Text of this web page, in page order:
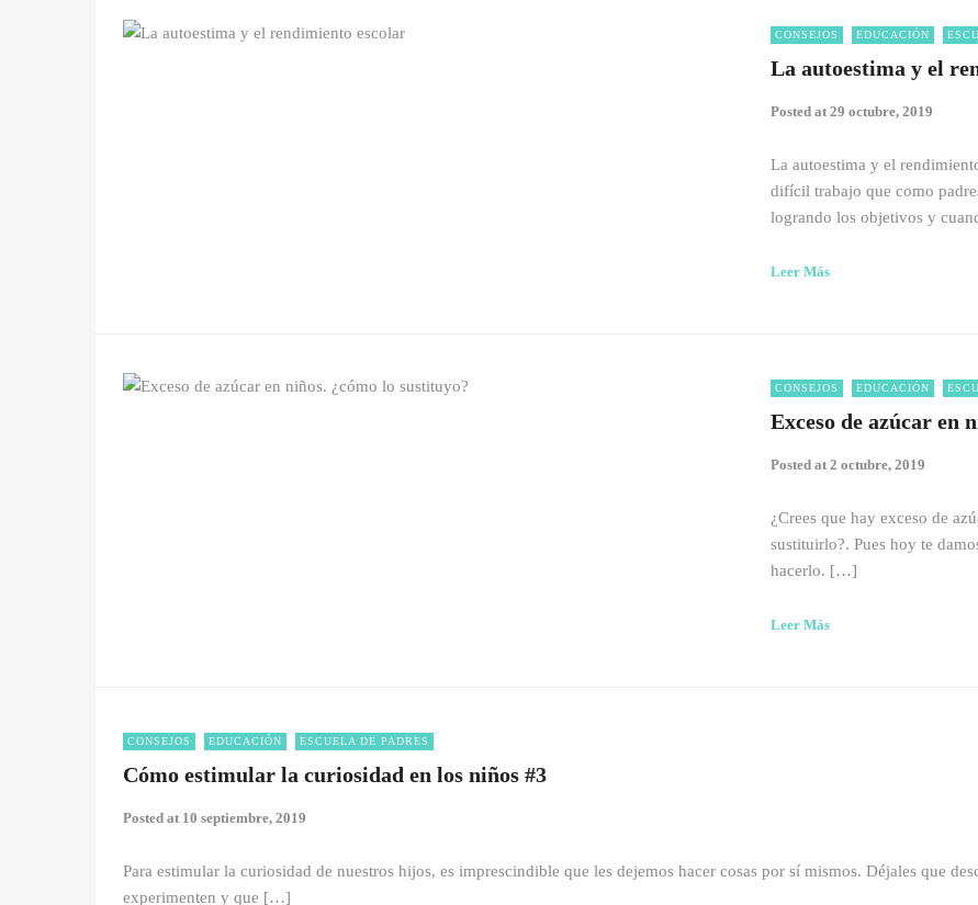
CONSEJOS EDUCACIÓN
La autoestima y el
Posted at 29 octubre, 2019
La autoestima y el
difícil trabajo que como
logrando los objetivos y
Leer Más
CONSEJOS EDUCACIÓN
Exceso de azúcar en
Posted at 2 octubre, 2019
¿Crees que hay exceso de
sustituirlo?. Pues hoy te
hacerlo. […]
Leer Más
CONSEJOS EDUCACIÓN ESCUELA DE PADRES
Cómo estimular la curiosidad en los niños #3
Posted at 10 septiembre, 2019
Para estimular la curiosidad de nuestros hijos, es imprescindible que les dejemos hacer cosas por sí mismos. Déjales que
experimenten y que […]